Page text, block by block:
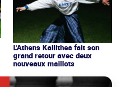
L'Athens Kallithea fait son
grand retour avec deux
nouveaux maillots